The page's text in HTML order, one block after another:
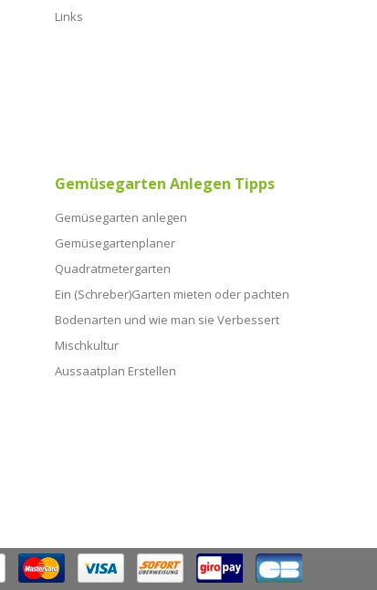
Links
Gemüsegarten Anlegen Tipps
Gemüsegarten anlegen
Gemüsegartenplaner
Quadratmetergarten
Ein (Schreber)Garten mieten oder pachten
Bodenarten und wie man sie Verbessert
Mischkultur
Aussaatplan Erstellen